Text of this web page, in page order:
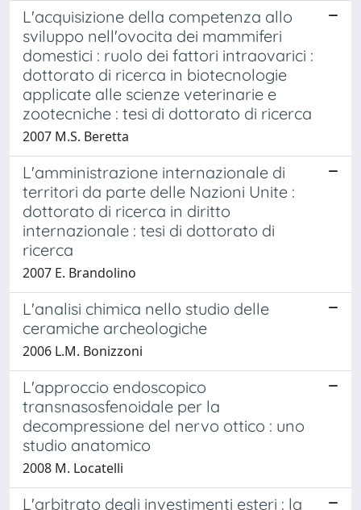
L'acquisizione della competenza allo
sviluppo nell'ovocita dei mammiferi
domestici : ruolo dei fattori intraovarici :
dottorato di ricerca in biotecnologie
applicate alle scienze veterinarie e
zootecniche : tesi di dottorato di ricerca
2007 M.S. Beretta
L'amministrazione internazionale di
territori da parte delle Nazioni Unite :
dottorato di ricerca in diritto
internazionale : tesi di dottorato di
ricerca
2007 E. Brandolino
L'analisi chimica nello studio delle
ceramiche archeologiche
2006 L.M. Bonizzoni
L'approccio endoscopico
transnasosfenoidale per la
decompressione del nervo ottico : uno
studio anatomico
2008 M. Locatelli
L'arbitrato degli investimenti esteri : la